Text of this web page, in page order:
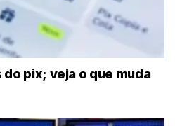
do pix; veja o que muda